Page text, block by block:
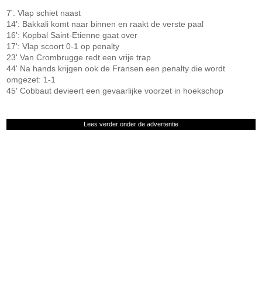
7': Vlap schiet naast
14': Bakkali komt naar binnen en raakt de verste paal
16': Kopbal Saint-Etienne gaat over
17': Vlap scoort 0-1 op penalty
23' Van Crombrugge redt een vrije trap
44' Na hands krijgen ook de Fransen een penalty die wordt
omgezet: 1-1
45' Cobbaut devieert een gevaarlijke voorzet in hoekschop
Lees verder onder de advertentie